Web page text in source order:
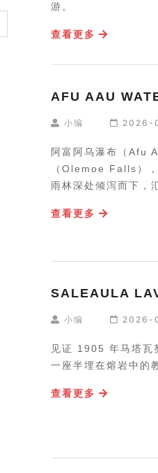
游。
查看更多
AFU AAU
小编 2026-
阿富阿乌瀑布（Afu
（Olemoe Falls）
雨林深处倾泻而下，
查看更多
SALEAULA
小编 2026-
见证 1905 年马塔瓦
一座半埋在熔岩中的
查看更多